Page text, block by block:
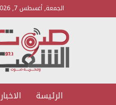
الجمعة, أغسطس 7, 2026
الرئيسة الاخبار